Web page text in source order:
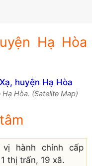
Hạ Hòa
Hòa. (Satelite Map)
hành chính cấp
thị trấn, 19 xã.